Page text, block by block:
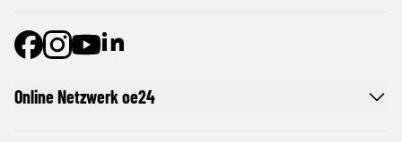
Online Netzwerk oe24